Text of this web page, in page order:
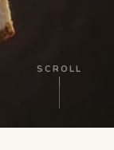
SCROLL